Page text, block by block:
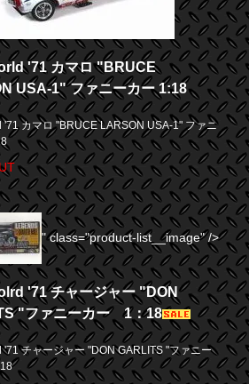
'71 カマロ "BRUCE
USA-1" ファニーカー 1:18
'71 カマロ "BRUCE LARSON USA-1" ファニ
" class="product-list__image" />
'71 チャージャー "DON
"ファニーカー 1：18
'71 チャージャー "DON GARLITS "ファニー